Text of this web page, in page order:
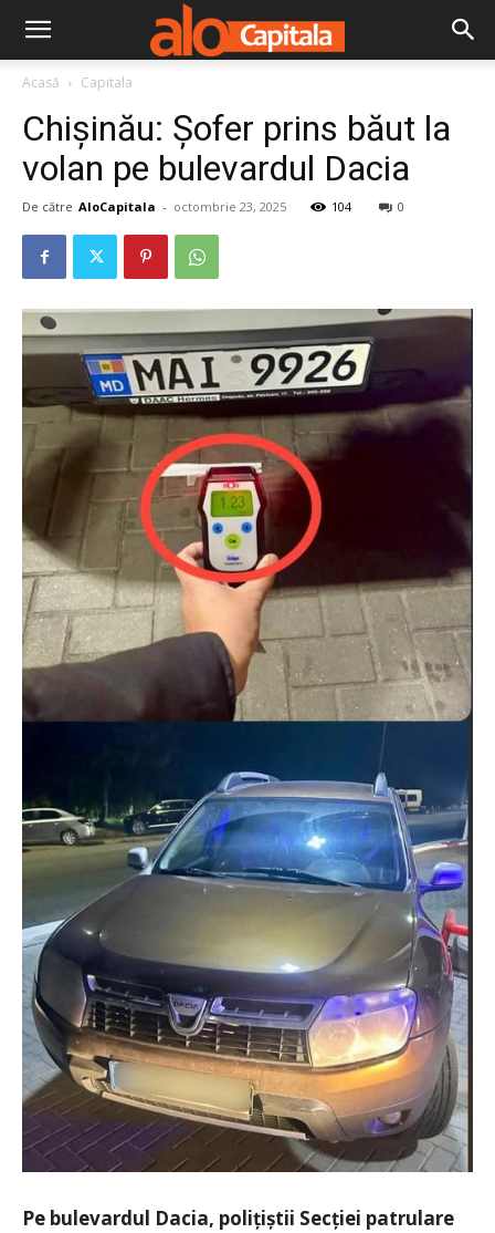
Acasă Capitala
Chișinău: Șofer prins băut la
volan pe bulevardul Dacia
De către AloCapitala - octombrie 23, 2025 104 0
Pe bulevardul Dacia, polițiștii Secției patrulare